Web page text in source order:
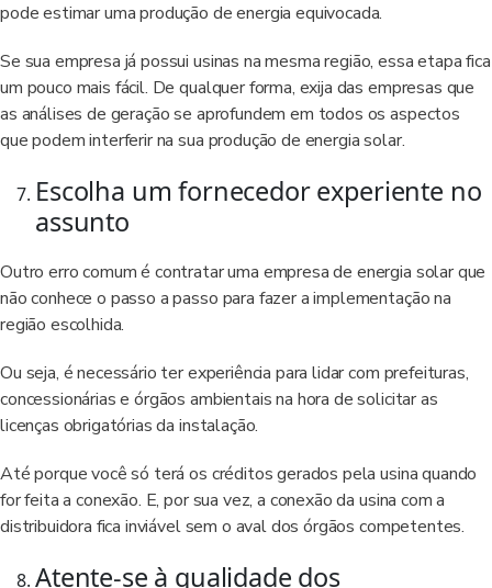
pode estimar uma produção de energia equivocada.
Se sua empresa já possui usinas na mesma região, essa etapa fica
um pouco mais fácil. De qualquer forma, exija das empresas que
as análises de geração se aprofundem em todos os aspectos
que podem interferir na sua produção de energia solar.
Escolha um fornecedor experiente no
assunto
Outro erro comum é contratar uma empresa de energia solar que
não conhece o passo a passo para fazer a implementação na
região escolhida.
Ou seja, é necessário ter experiência para lidar com prefeituras,
concessionárias e órgãos ambientais na hora de solicitar as
licenças obrigatórias da instalação.
Até porque você só terá os créditos gerados pela usina quando
for feita a conexão. E, por sua vez, a conexão da usina com a
distribuidora fica inviável sem o aval dos órgãos competentes.
Atente-se à qualidade dos